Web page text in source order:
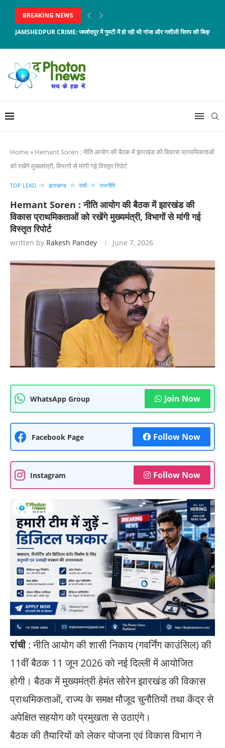
BREAKING NEWS
JAMSHEDPUR CRIME: जमशेदपुर में गुमटी में हो रही थी गांजा और नशीली सिरप की बिक्री,...
Home» Hemant Soren : नीति आयोग की बैठक में झारखंड की विकास प्राथमिकताओं
को रखेंगे मुख्यमंत्री, विभागों से मांगी गई विस्तृत रिपोर्ट
TOP LEAD झारखण्ड रांची राजनीति
Hemant Soren : नीति आयोग की बैठक में झारखंड की
विकास प्राथमिकताओं को रखेंगे मुख्यमंत्री, विभागों से मांगी गई
विस्तृत रिपोर्ट
written by Rakesh Pandey June 7, 2026
WhatsApp Group Join Now
Facebook Page Follow Now
Instagram Follow Now
रांची: नीति आयोग की शासी निकाय (गवर्निंग काउंसिल) की
11वीं बैठक 11 जून 2026 को नई दिल्ली में आयोजित
होगी। बैठक में मुख्यमंत्री हेमंत सोरेन झारखंड की विकास
प्राथमिकताओं, राज्य के समक्ष मौजूद चुनौतियों तथा केंद्र से
अपेक्षित सहयोग को प्रमुखता से उठाएंगे।
बैठक की तैयारियों को लेकर योजना एवं विकास विभाग ने